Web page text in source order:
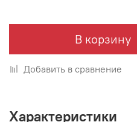
В корзину
Добавить в сравнение
Характеристики